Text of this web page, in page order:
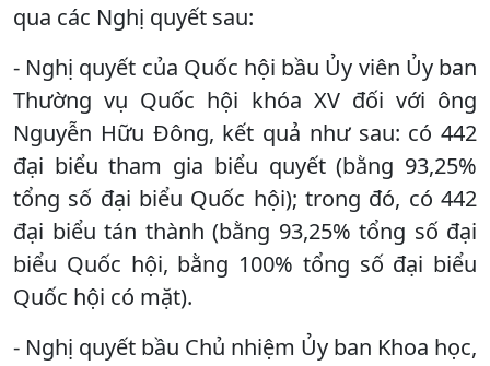
qua các Nghị quyết sau:
- Nghị quyết của Quốc hội bầu Ủy viên Ủy ban
Thường vụ Quốc hội khóa XV đối với ông
Nguyễn Hữu Đông, kết quả như sau: có 442
đại biểu tham gia biểu quyết (bằng 93,25%
tổng số đại biểu Quốc hội); trong đó, có 442
đại biểu tán thành (bằng 93,25% tổng số đại
biểu Quốc hội, bằng 100% tổng số đại biểu
Quốc hội có mặt).
- Nghị quyết bầu Chủ nhiệm Ủy ban Khoa học,